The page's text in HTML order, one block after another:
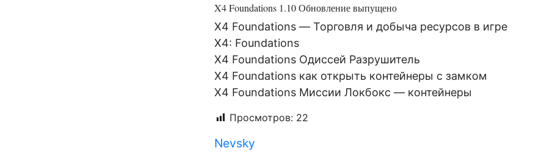
X4 Foundations 1.10 Обновление выпущено
X4 Foundations — Торговля и добыча ресурсов в игре
X4: Foundations
X4 Foundations Одиссей Разрушитель
X4 Foundations как открыть контейнеры с замком
X4 Foundations Миссии Локбокс — контейнеры
Просмотров: 22
Nevsky